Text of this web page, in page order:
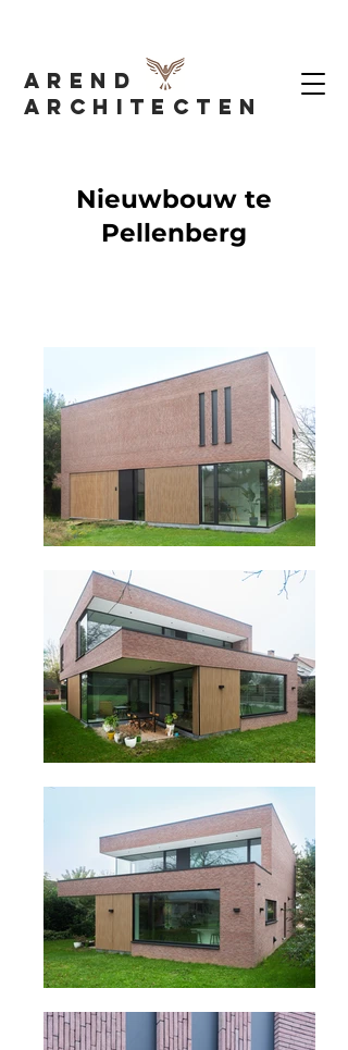
AREND
Architecten
Nieuwbouw te
Pellenberg